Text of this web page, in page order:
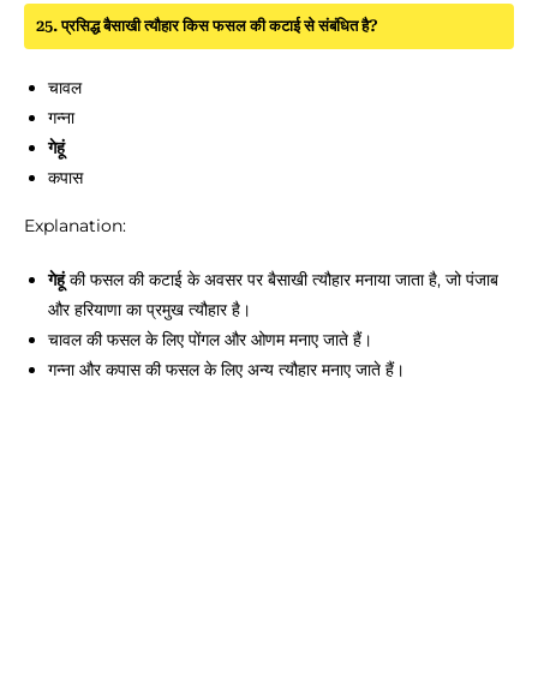
25. प्रसिद्ध बैसाखी त्यौहार किस फसल की कटाई से संबंधित है?
चावल
गन्ना
गेहूं
कपास
Explanation:
गेहूंकी फसल की कटाई के अवसर पर बैसाखी त्यौहार मनाया जाता है, जो पंजाब
और हरियाणा का प्रमुख त्यौहार है।
चावल की फसल के लिए पोंगल और ओणम मनाए जाते हैं।
गन्ना और कपास की फसल के लिए अन्य त्यौहार मनाए जाते हैं।